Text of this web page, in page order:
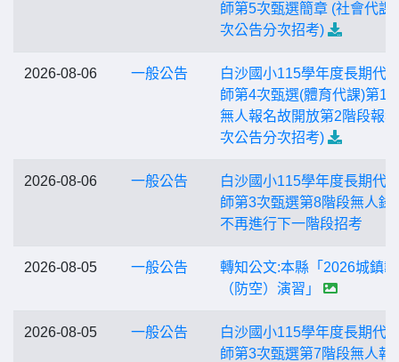
師第5次甄選簡章 (社會代課
次公告分次招考)
2026-08-06 一般公告
白沙國小115學年度長期代
師第4次甄選(體育代課)第1
無人報名故開放第2階段報
次公告分次招考)
2026-08-06 一般公告
白沙國小115學年度長期代
師第3次甄選第8階段無人錄
不再進行下一階段招考
2026-08-05 一般公告
轉知公文:本縣「2026城鎮
（防空）演習」
2026-08-05 一般公告
白沙國小115學年度長期代
師第3次甄選第7階段無人報